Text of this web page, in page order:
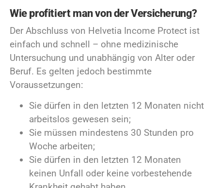
Wie profitiert man von der Versicherung?
Der Abschluss von Helvetia Income Protect ist
einfach und schnell – ohne medizinische
Untersuchung und unabhängig von Alter oder
Beruf. Es gelten jedoch bestimmte
Voraussetzungen:
Sie dürfen in den letzten 12 Monaten nicht
arbeitslos gewesen sein;
Sie müssen mindestens 30 Stunden pro
Woche arbeiten;
Sie dürfen in den letzten 12 Monaten
keinen Unfall oder keine vorbestehende